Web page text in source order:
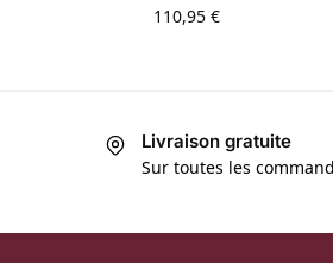
110,95 €
Livraison gratuite
Sur toutes les